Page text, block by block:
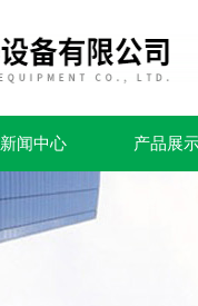
新闻中心 产品展